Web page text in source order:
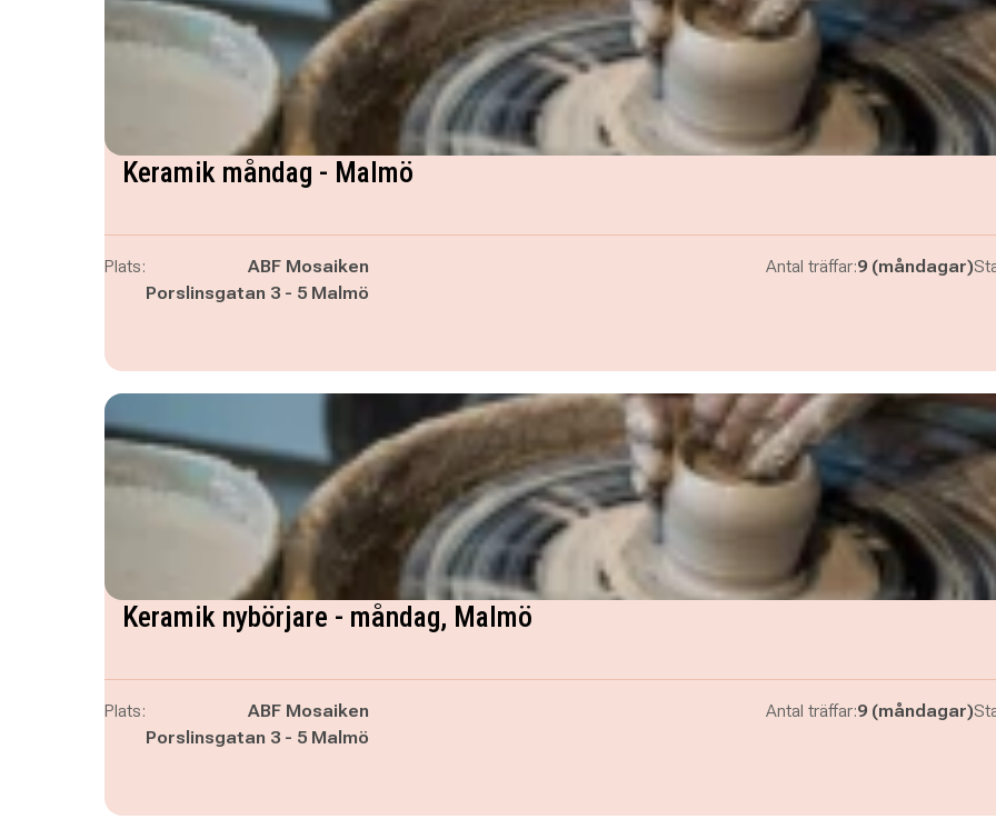
Keramik måndag - Malmö
Plats:
ABF Mosaiken
Porslinsgatan 3 - 5 Malmö
Antal träffar:9 (måndagar)
Keramik nybörjare - måndag, Malmö
Plats:
ABF Mosaiken
Porslinsgatan 3 - 5 Malmö
Antal träffar:9 (måndagar)